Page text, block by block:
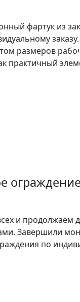
фартук из
размеров
практичный
ограждение
и продолжаем
Завершили
по